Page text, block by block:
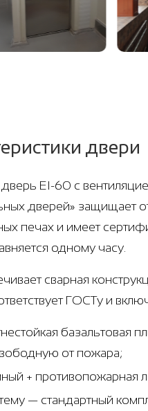
двери
EI-60 с
дверей» защищает
печах и имеет
одному часу.
сварная
ГОСТу и
базальтовая
от пожара;
+ противопожарная
— стандартный